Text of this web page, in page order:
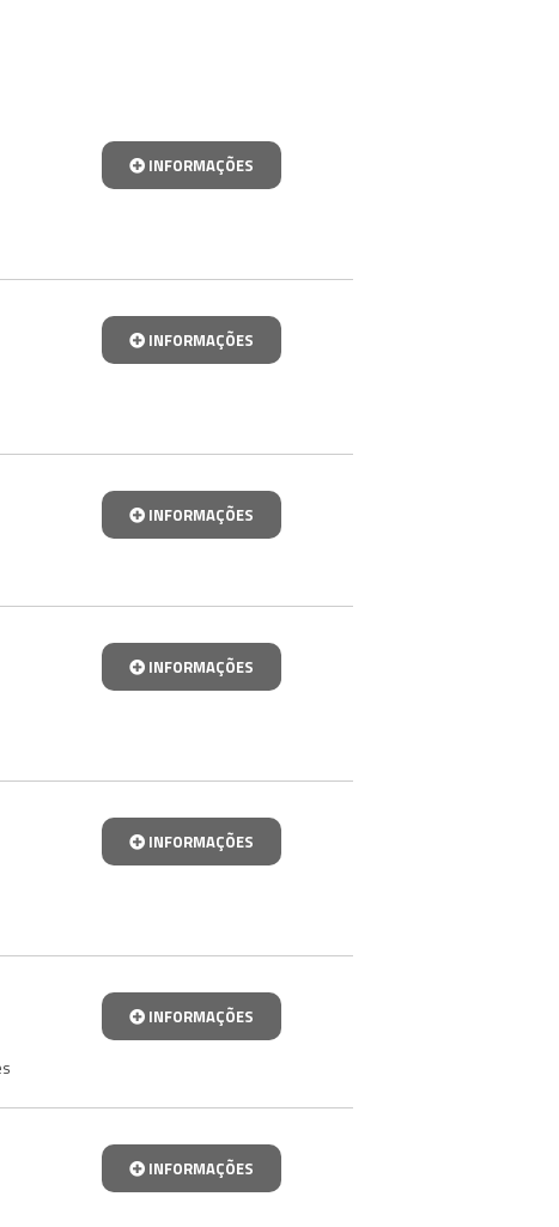
INFORMAÇÕES
INFORMAÇÕES
INFORMAÇÕES
INFORMAÇÕES
INFORMAÇÕES
INFORMAÇÕES
INFORMAÇÕES